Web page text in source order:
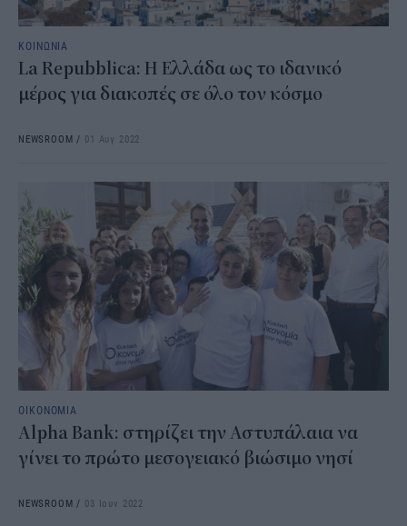
ΚΟΙΝΩΝΙΑ
La Repubblica: Η Ελλάδα ως το ιδανικό
μέρος για διακοπές σε όλο τον κόσμο
NEWSROOM / 01 Αυγ 2022
ΟΙΚΟΝΟΜΙΑ
Alpha Bank: στηρίζει την Αστυπάλαια να
γίνει το πρώτο μεσογειακό βιώσιμο νησί
NEWSROOM / 03 Ιουν 2022